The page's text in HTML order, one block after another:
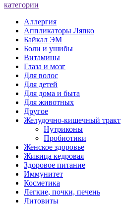
категории
Аллергия
Аппликаторы Ляпко
Байкал ЭМ
Боли и ушибы
Витамины
Глаза и мозг
Для волос
Для детей
Для дома и быта
Для животных
Другое
Желудочно-кишечный тракт
Нутриконы
Пробиотики
Женское здоровье
Живица кедровая
Здоровое питание
Иммунитет
Косметика
Легкие, почки, печень
Литовиты